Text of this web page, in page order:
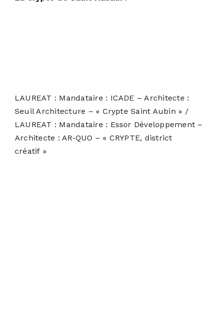
LAUREAT : Mandataire : ICADE – Architecte :
Seuil Architecture – « Crypte Saint Aubin » /
LAUREAT : Mandataire : Essor Développement –
Architecte : AR-QUO – « CRYPTE, district
créatif »